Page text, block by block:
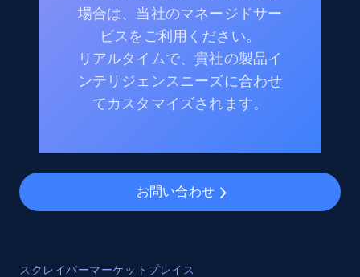
場合は、当社のマネージドサー
ビスをご利用ください。
リアルタイムで、貴社の製品イ
ンテリジェンスニーズに合わせ
てカスタマイズされます。
お問い合わせ
スクレイパーマーケットプレイス